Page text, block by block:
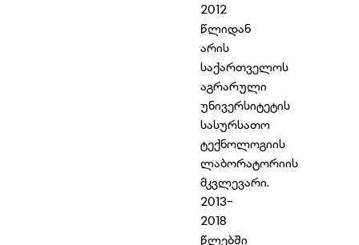
2012
წლიდან
არის
საქართველოს
აგრარული
უნივერსიტეტის
სასურსათო
ტექნოლოგიის
ლაბორატორიის
მკვლევარი.
2013-
2018
წლებში